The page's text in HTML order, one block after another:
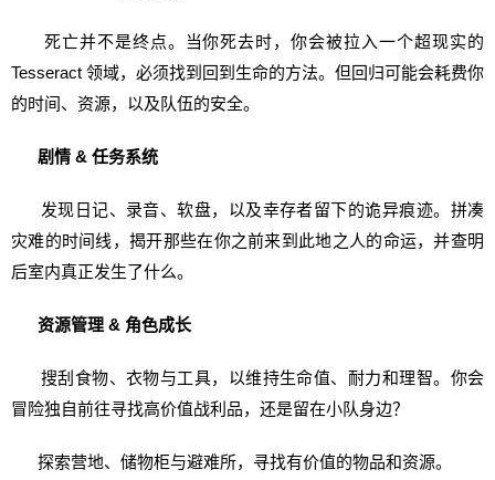
死亡并不是终点。当你死去时，你会被拉入一个超现实的
Tesseract 领域，必须找到回到生命的方法。但回归可能会耗费你
的时间、资源，以及队伍的安全。
剧情 & 任务系统
发现日记、录音、软盘，以及幸存者留下的诡异痕迹。拼凑
灾难的时间线，揭开那些在你之前来到此地之人的命运，并查明
后室内真正发生了什么。
资源管理 & 角色成长
搜刮食物、衣物与工具，以维持生命值、耐力和理智。你会
冒险独自前往寻找高价值战利品，还是留在小队身边？
探索营地、储物柜与避难所，寻找有价值的物品和资源。